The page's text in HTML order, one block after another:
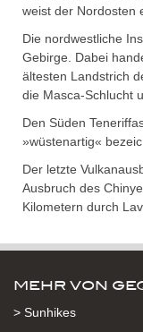
weist der Nordosten
Die nordwestliche
Gebirge. Dabei
ältesten Landstrich
die Masca-Schlucht
Den Süden
»wüstenartig«
Der letzte
Ausbruch des
Kilometern durch
MEHR VON
> Sunhikes